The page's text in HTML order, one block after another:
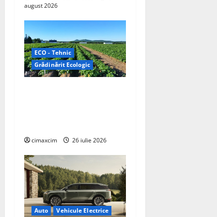
august 2026
ECO - Tehnic
Grădinărit Ecologic
cimaxcim 26 iulie 2026
Auto Vehicule Electrice